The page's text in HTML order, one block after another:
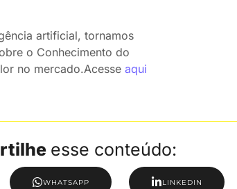
artificial, tornamos
o Conhecimento do
no mercado.Acesse aqui
esse conteúdo:
WHATSAPP LINKEDIN